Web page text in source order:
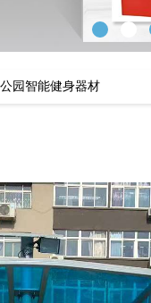
公园智能健身器材